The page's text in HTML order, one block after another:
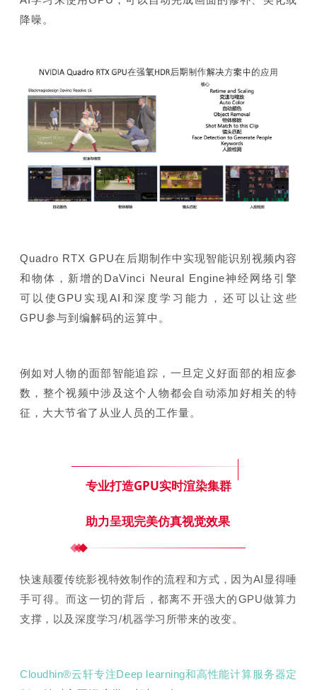
降噪。
Quadro RTX GPU在后期制作中实现智能识别视频内容
和物体，新增的DaVinci Neural Engine神经网络引擎
可以使GPU实现AI和深度学习能力，还可以让这些
GPU参与到编解码的运算中。
例如对人物的面部智能追踪，一旦定义好面部的相应参
数，整个视频中涉及这个人物都会自动添加好相关的特
征，大大节省了从业人员的工作量。
专业打造GPU实时渲染集群
助力呈现完美仿真视觉效果
快速颠覆传统影视特效制作的流程和方式，因为AI显得唾
手可得。而这一切的背后，都离不开强大的GPU做算力
支撑，以及深度学习/机器学习所带来的改变。
Cloudhin®云轩专注Deep learning和高性能计算服务器定